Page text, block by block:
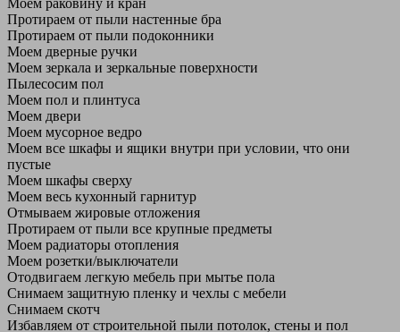
Моем раковину и кран
Протираем от пыли настенные бра
Протираем от пыли подоконники
Моем дверные ручки
Моем зеркала и зеркальные поверхности
Пылесосим пол
Моем пол и плинтуса
Моем двери
Моем мусорное ведро
Моем все шкафы и ящики внутри при условии, что они
пустые
Моем шкафы сверху
Моем весь кухонный гарнитур
Отмываем жировые отложения
Протираем от пыли все крупные предметы
Моем радиаторы отопления
Моем розетки/выключатели
Отодвигаем легкую мебель при мытье пола
Снимаем защитную пленку и чехлы с мебели
Снимаем скотч
Избавляем от строительной пыли потолок, стены и пол